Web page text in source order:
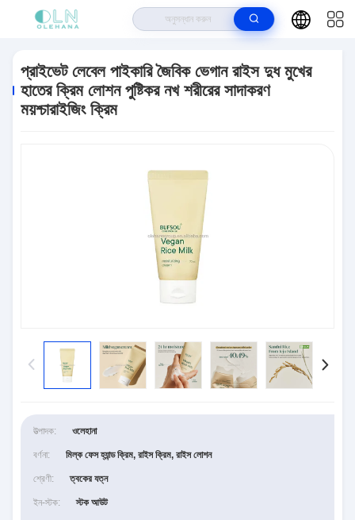
লোশন পুষ্টিকর নখ শরীরের সাদাকরণ ময়শ্চারাইজিং ক্রিম
প্রাইভেট লেবেল পাইকারি জৈবিক ভেগান রাইস দুধ মুখের
হাতের ক্রিম লোশন পুষ্টিকর নখ শরীরের সাদাকরণ
ময়শ্চারাইজিং ক্রিম
উত্পাদক: ওলেহানা
বর্ণনা: মিল্ক ফেস হ্যান্ড ক্রিম, রাইস ক্রিম, রাইস লোশন
শ্রেণী: ত্বকের যত্ন
ইন-স্টক: স্টক আউট